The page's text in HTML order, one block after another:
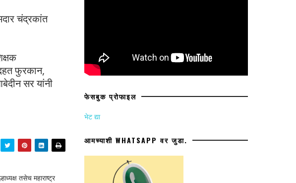
चंद्रकांत
फुरकान,
सर यांनी
तसेच महाराष्ट्र
फेसबुक प्रोफाइल
भेट द्या
आमच्याशी WHATSAPP वर जुडा.